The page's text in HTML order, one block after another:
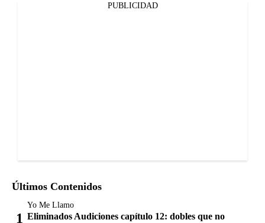
PUBLICIDAD
Últimos Contenidos
Yo Me Llamo
Eliminados Audiciones capítulo 12: dobles que no